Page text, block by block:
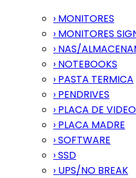
› MONITORES
› MONITORES
› NAS/
› NOTEBOOKS
› PASTA TERMICA
› PENDRIVES
› PLACA DE VIDEO
› PLACA MADRE
› SOFTWARE
› SSD
› UPS/NO BREAK